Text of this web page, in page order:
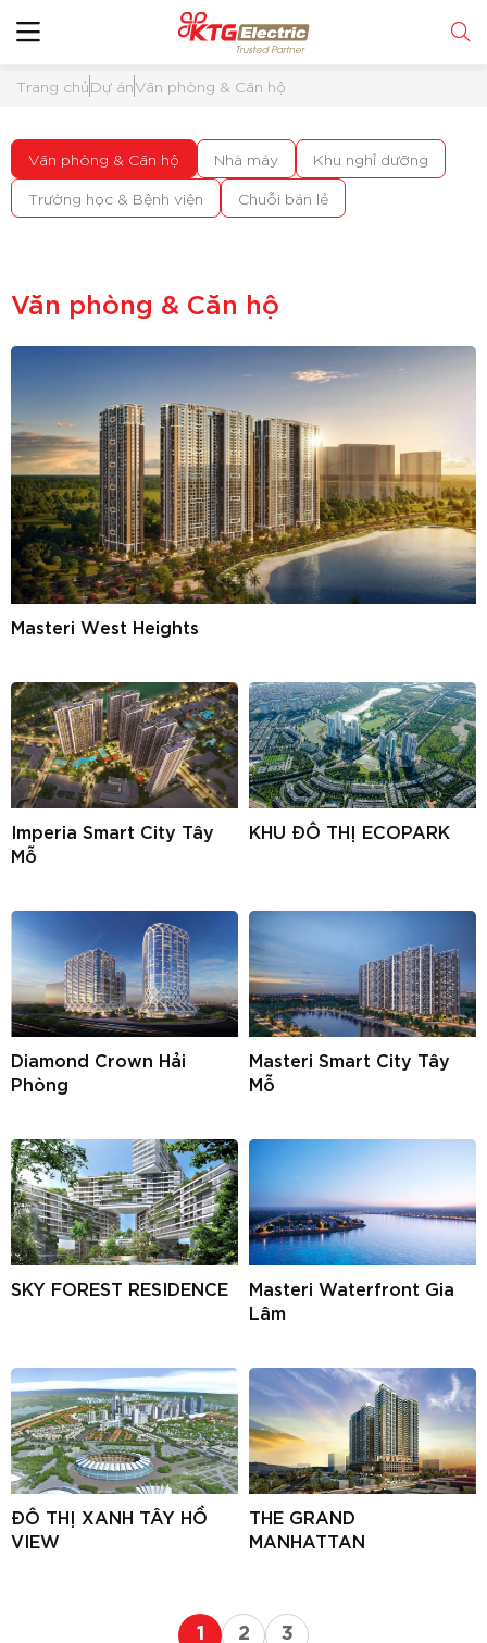
Trang chủDự ánVăn phòng & Căn hộ
Văn phòng & Căn hộ Nhà máy
Khu nghỉ dưỡng
Trường học & Bệnh viện
Chuỗi bán lẻ
Văn phòng & Căn hộ
Masteri West Heights
Imperia Smart City Tây
Mỗ
KHU ĐÔ THỊ ECOPARK
Diamond Crown Hải
Phòng
Masteri Smart City Tây
Mỗ
SKY FOREST RESIDENCE
Masteri Waterfront Gia
Lâm
ĐÔ THỊ XANH TÂY HỒ
VIEW
THE GRAND
MANHATTAN
1 2 3